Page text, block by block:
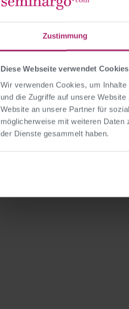
Zustimmung
Diese Webseite verwendet Cookies
Wir verwenden Cookies, um
und die Zugriffe auf unsere
Website an unsere Partner für
möglicherweise mit weiteren Daten
der Dienste gesammelt haben.